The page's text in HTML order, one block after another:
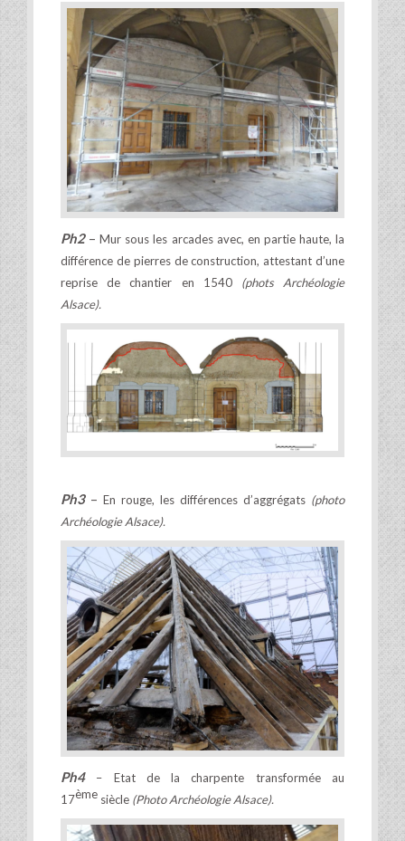
Ph2–Mur sous les arcades avec, en partie haute, la
différence de pierres de construction, attestant d’une
reprise de chantier en 1540 (phots Archéologie
Alsace).
Ph3– En rouge, les différences d’aggrégats (photo
Archéologie Alsace).
Ph4
– Etat de la charpente transformée au
17ème siècle (Photo Archéologie Alsace).